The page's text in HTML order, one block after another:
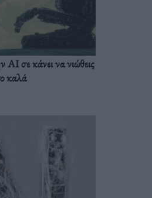
AI σε κάνει να νιώθεις
καλά